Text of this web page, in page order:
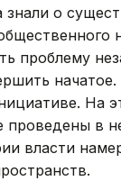
о
проблему
На
в
власти